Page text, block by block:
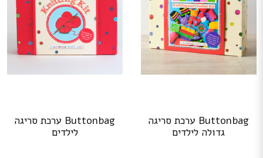
Buttonbag ערכת סריגה
גדולה לילדים
Buttonbag ערכת סריגה
לילדים